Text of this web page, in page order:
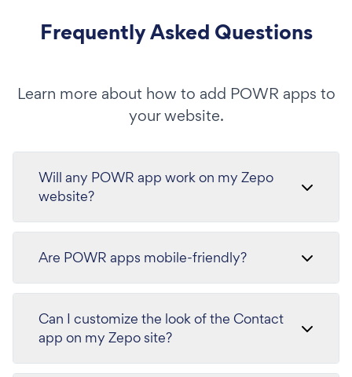
Frequently Asked Questions
Learn more about how to add POWR apps to
your website.
Will any POWR app work on my Zepo
website?
Are POWR apps mobile-friendly?
Can I customize the look of the Contact
app on my Zepo site?